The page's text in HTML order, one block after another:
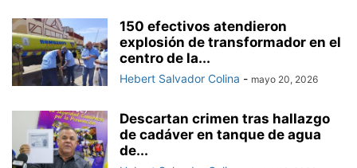
150 efectivos atendieron
explosión de transformador en el
centro de la...
Hebert Salvador Colina - mayo 20, 2026
Descartan crimen tras hallazgo
de cadáver en tanque de agua
de...